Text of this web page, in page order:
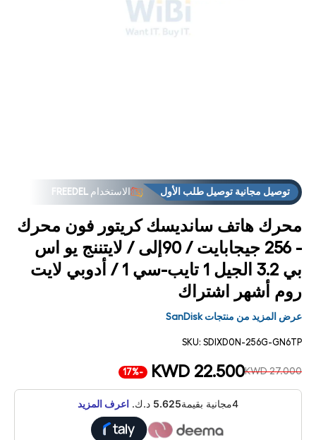
توصيل مجانية توصيل طلب الأول الاستخدام FREEDEL
محرك هاتف سانديسك كريتور فون محرك
- 256 جيجابايت / 90إلى / لايتننج يو اس
بي 3.2 الجيل 1 تايب-سي 1 / أدوبي لايت
روم أشهر اشتراك
عرض المزيد من منتجات SanDisk
SKU: SDIXD0N-256G-GN6TP
KWD 27.000
KWD 22.500
-17%
4مجانية بقيمة 5.625 د.ك. اعرف المزيد